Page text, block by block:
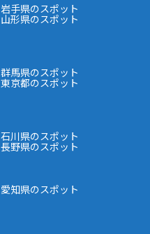
岩手県のスポット
山形県のスポット
群馬県のスポット
東京都のスポット
石川県のスポット
長野県のスポット
愛知県のスポット